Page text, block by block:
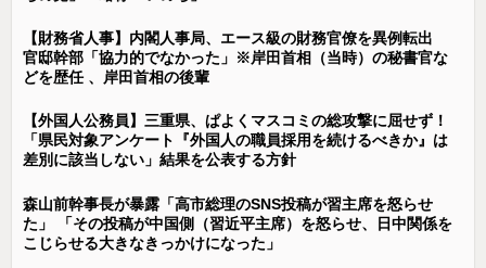
【財務省人事】内閣人事局、エース級の財務官僚を異例転出
官邸幹部「協力的でなかった」※岸田首相（当時）の秘書官な
どを歴任 、岸田首相の後輩
【外国人公務員】三重県、ぱよくマスコミの総攻撃に屈せず！
「県民対象アンケート『外国人の職員採用を続けるべきか』は
差別に該当しない」結果を公表する方針
森山前幹事長が暴露「高市総理のSNS投稿が習主席を怒らせ
た」 「その投稿が中国側（習近平主席）を怒らせ、日中関係を
こじらせる大きなきっかけになった」